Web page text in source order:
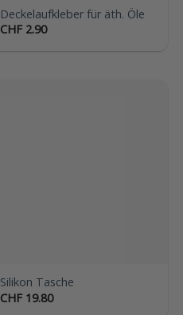
Deckelaufkleber für äth. Öle
CHF 2.90
Silikon Tasche
CHF 19.80